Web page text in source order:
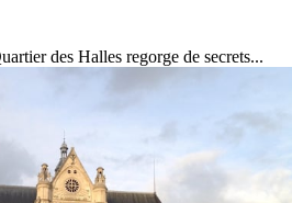
des Halles regorge de secrets...